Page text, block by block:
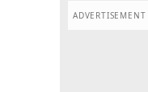
ADVERTISEMENT